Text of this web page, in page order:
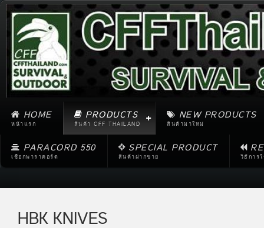
HOME
หน้าแรก
PRODUCTS
สินค้า CFF THAILAND
NEW PRODUCTS
สินค้ามาใหม่
PARACORD 550
เชือกพาราคอร์ด
SPECIAL PRODUCT
สินค้าฝากขาย วิธีการ
HBK KNIVES